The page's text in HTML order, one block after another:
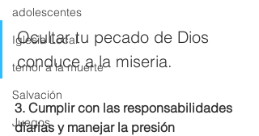
adolescentes
Iglesia Local
temor a la muerte
Salvación
Juegos
Ocultar tu pecado de Dios
conduce a la miseria.
3. Cumplir con las responsabilidades
diarias y manejar la presión